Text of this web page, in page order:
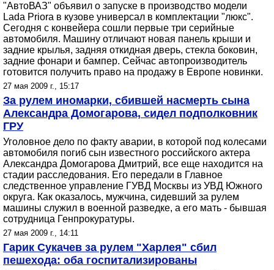
"АвтоВАЗ" объявил о запуске в производство модели
Lada Priora в кузове универсал в комплектации "люкс".
Сегодня с конвейера сошли первые три серийные
автомобиля. Машину отличают новая панель крыши и
задние крылья, задняя откидная дверь, стекла боковин,
задние фонари и бампер. Сейчас автопроизводитель
готовится получить право на продажу в Европе новинки.
27 мая 2009 г., 15:17
За рулем иномарки, сбившей насмерть сына
Александра Домогарова, сидел подполковник
ГРУ
Уголовное дело по факту аварии, в которой под колесами
автомобиля погиб сын известного российского актера
Александра Домогарова Дмитрий, все еще находится на
стадии расследования. Его передали в Главное
следственное управление ГУВД Москвы из УВД Южного
округа. Как оказалось, мужчина, сидевший за рулем
машины служил в военной разведке, а его мать - бывшая
сотрудница Генпрокуратуры.
27 мая 2009 г., 14:11
Гарик Сукачев за рулем "Харлея" сбил
пешехода: оба госпитализированы